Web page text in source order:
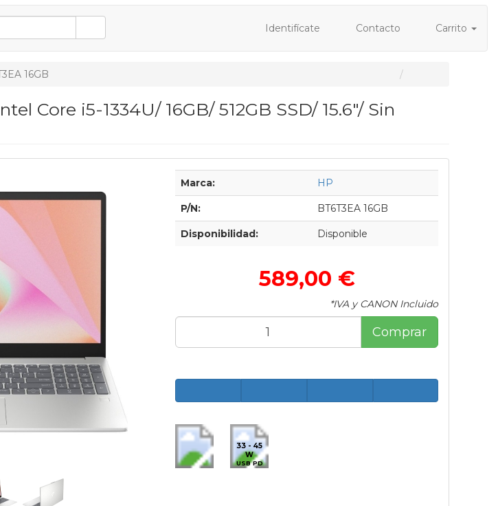
Identifícate Contacto Carrito
16GB
Core i5-1334U/ 16GB/ 512GB SSD/ 15.6"/ Sin
Marca: HP
P/N: BT6T3EA 16GB
Disponibilidad: Disponible
589,00 €
*IVA y CANON Incluido
Comprar
33 - 45
W
USB PD